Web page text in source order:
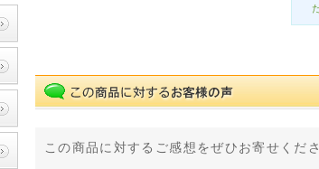
この商品に対するご感想をぜひお寄せくださ